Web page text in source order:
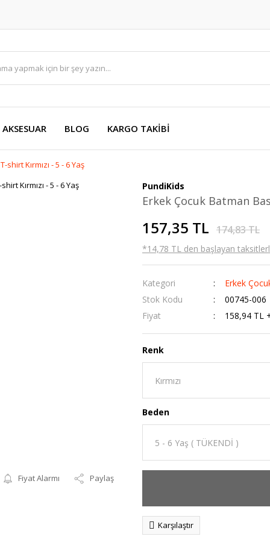
AKSESUAR BLOG KARGO TAKİBİ
shirt Kırmızı - 5 - 6 Yaş
Fiyat Alarmı Paylaş
PundiKids
Erkek Çocuk Batman
157,35 TL 174,83 TL
*14,78 TL den başlayan
Kategori
Erkek
Stok Kodu
00745-006
Fiyat
158,94 TL
Renk
Beden
Karşılaştır